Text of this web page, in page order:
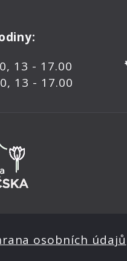
13 - 17.00
13 - 17.00
osobních údajů